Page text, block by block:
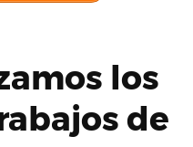
los
de